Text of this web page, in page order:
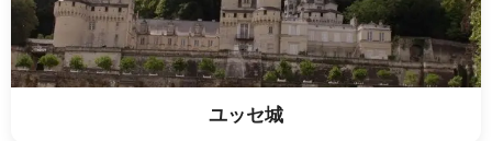
ユッセ城